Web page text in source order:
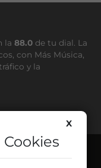
la 88.0 de tu dial. La
con Más Música,
y la
X